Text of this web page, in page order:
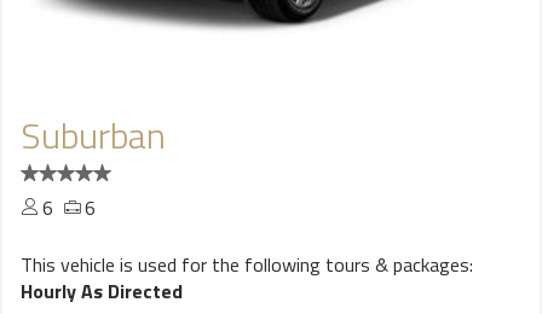
Suburban
6
6
This vehicle is used for the following tours & packages:
Hourly As Directed